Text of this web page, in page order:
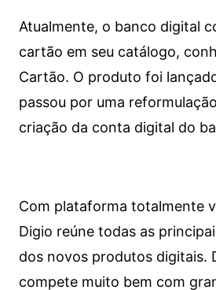
Atualmente, o banco digital
cartão em seu catálogo,
Cartão. O produto foi
passou por uma
criação da conta digital do
Com plataforma totalmente
Digio reúne todas as
dos novos produtos digitais.
compete muito bem com